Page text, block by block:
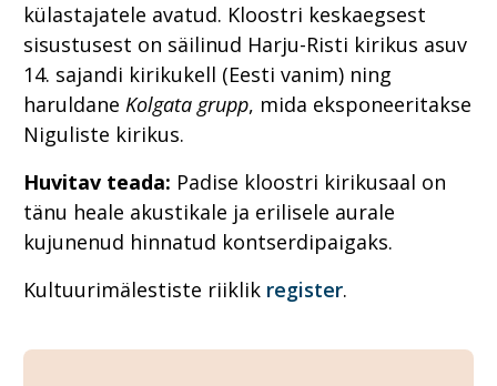
külastajatele avatud. Kloostri keskaegsest
sisustusest on säilinud Harju-Risti kirikus asuv
14. sajandi kirikukell (Eesti vanim) ning
haruldane Kolgata grupp, mida eksponeeritakse
Niguliste kirikus.
Huvitav teada: Padise kloostri kirikusaal on
tänu heale akustikale ja erilisele aurale
kujunenud hinnatud kontserdipaigaks.
Kultuurimälestiste riiklik register.